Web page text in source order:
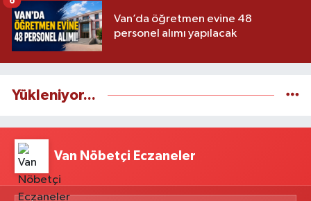
Van’da öğretmen evine 48
personel alımı yapılacak
Yükleniyor...
Van Nöbetçi Eczaneler